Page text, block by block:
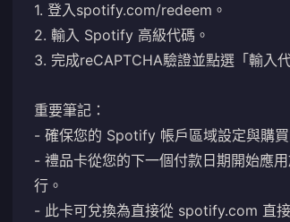
1. 登入spotify.com/redeem 。
2. 輸入 Spotify 高級代碼。
3. 完成reCAPTCHA驗證並點選「輸入
重要筆記：
- 確保您的 Spotify 帳戶區域設定與購買
- 禮品卡從您的下一個付款日期開始應
行。
- 此卡可兌換為直接從 spotify.com 直